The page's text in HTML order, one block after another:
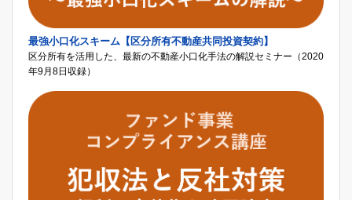
最強小口化スキーム【区分所有不動産共同投資契約】
区分所有を活用した、最新の不動産小口化手法の解説セミナー（2020
年9月8日収録）